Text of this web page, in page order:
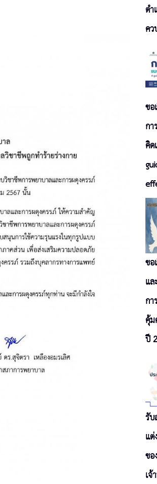
ต
คว
ขอ
ก
คิ
ข
แ
ก
คุ้
ปี
รั
แ
ข
เ